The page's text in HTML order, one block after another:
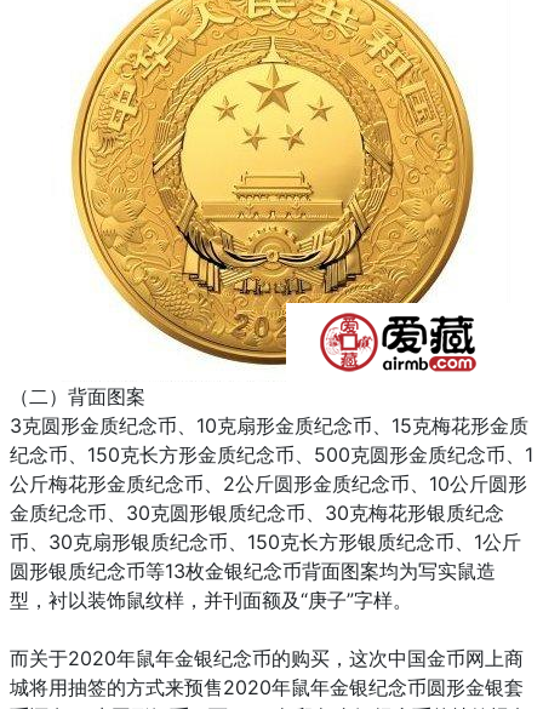
（二）背面图案
3克圆形金质纪念币、10克扇形金质纪念币、15克梅花形金质
纪念币、150克长方形金质纪念币、500克圆形金质纪念币、1
公斤梅花形金质纪念币、2公斤圆形金质纪念币、10公斤圆形
金质纪念币、30克圆形银质纪念币、30克梅花形银质纪念
币、30克扇形银质纪念币、150克长方形银质纪念币、1公斤
圆形银质纪念币等13枚金银纪念币背面图案均为写实鼠造
型，衬以装饰鼠纹样，并刊面额及“庚子”字样。
而关于2020年鼠年金银纪念币的购买，这次中国金币网上商
城将用抽签的方式来预售2020年鼠年金银纪念币圆形金银套